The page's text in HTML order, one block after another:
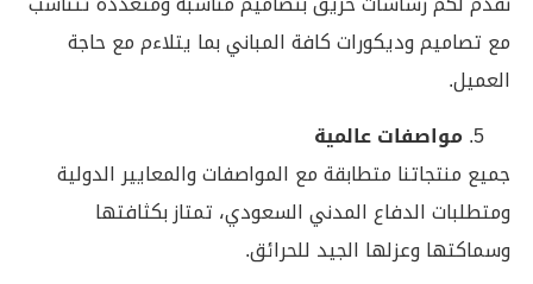
مع تصاميم وديكورات كافة المباني بما يتلاءم مع حاجة
العميل.
مواصفات عالمية
جميع منتجاتنا متطابقة مع المواصفات والمعايير الدولية
ومتطلبات الدفاع المدني السعودي، تمتاز بكثافتها
وسماكتها وعزلها الجيد للحرائق.